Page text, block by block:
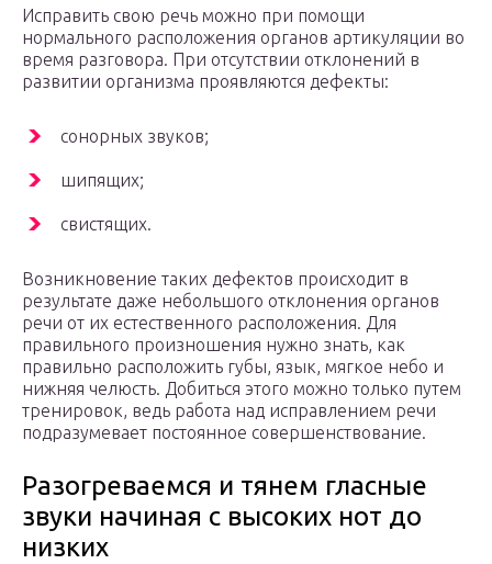
Исправить свою речь можно при помощи
нормального расположения органов артикуляции во
время разговора. При отсутствии отклонений в
развитии организма проявляются дефекты:
сонорных звуков;
шипящих;
свистящих.
Возникновение таких дефектов происходит в
результате даже небольшого отклонения органов
речи от их естественного расположения. Для
правильного произношения нужно знать, как
правильно расположить губы, язык, мягкое небо и
нижняя челюсть. Добиться этого можно только путем
тренировок, ведь работа над исправлением речи
подразумевает постоянное совершенствование.
Разогреваемся и тянем гласные
звуки начиная с высоких нот до
низких